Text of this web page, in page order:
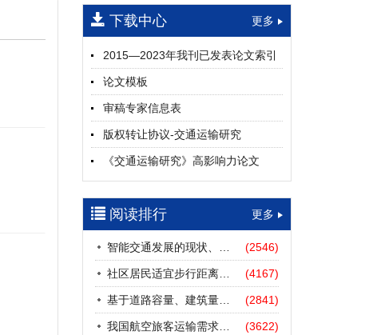
下载中心 更多
2015—2023年我刊已发表论文索引
论文模板
审稿专家信息表
版权转让协议-交通运输研究
《交通运输研究》高影响力论文
（2012—2022）
参考文献及常用法定计量单位样例
中英文摘要撰写规范及样例
阅读排行 更多
(2546)
社区居民适宜步行距离阈值研究 (4167)
基于道路容量、建筑量、汽车保有量的拥堵指数敏感性分析 (2841)
我国航空旅客运输需求预测——基于计量经济学与系统动力学组合模型 (3622)